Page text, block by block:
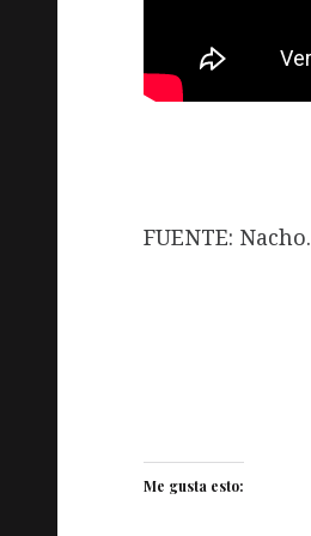
FUENTE: Nacho.
Me gusta esto: